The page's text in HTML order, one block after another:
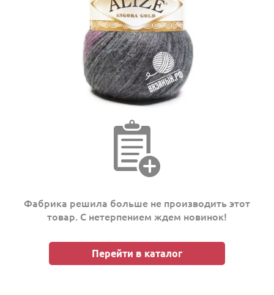
Фабрика решила больше не производить этот
товар. С нетерпением ждем новинок!
Перейти в каталог